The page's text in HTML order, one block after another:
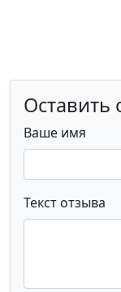
Оставить
Ваше имя
Текст отзыва